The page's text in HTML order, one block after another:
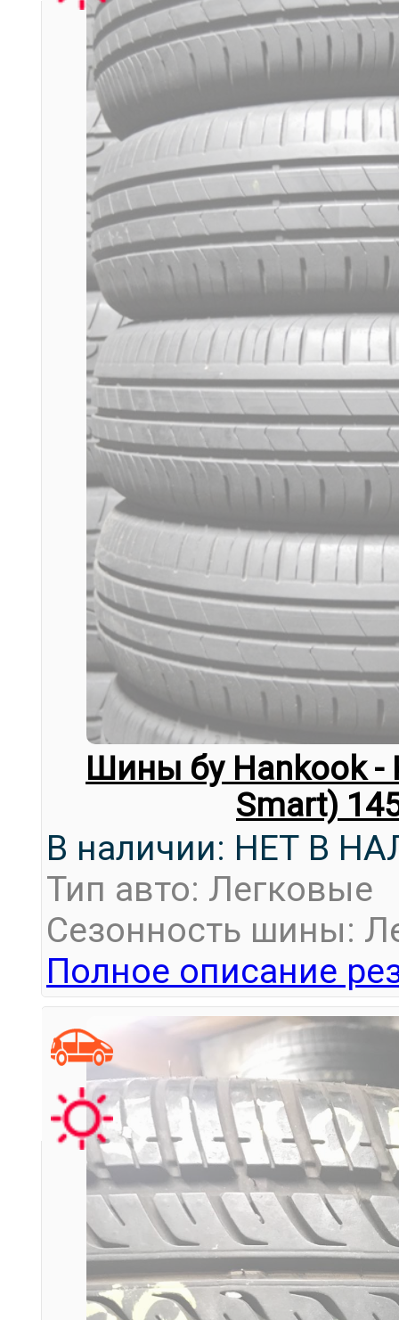
Шины бу Hankook -
Smart)
В наличии: НЕТ В
Тип авто: Легковые
Сезонность шины:
Полное описание